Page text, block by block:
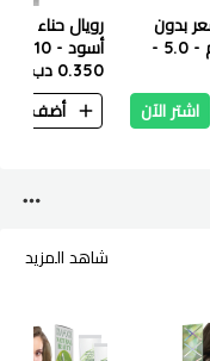
بدون
امونيا 60 جرام - 5.0 -
اشتر الآن
رويال حناء
أسود - 10 جم
0.350 دب
أضف
شاهد المزيد